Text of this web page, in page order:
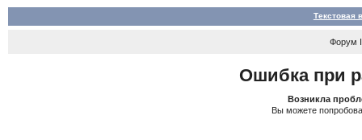
Текстовая
Форум
Ошибка при
Возникла
Вы можете